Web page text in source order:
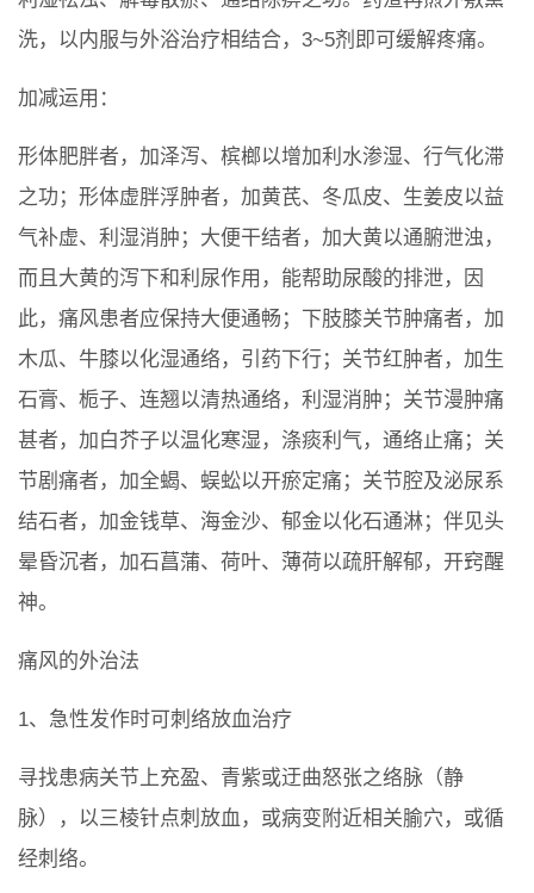
洗，以内服与外浴治疗相结合，3~5剂即可缓解疼痛。
加减运用：
形体肥胖者，加泽泻、槟榔以增加利水渗湿、行气化滞
之功；形体虚胖浮肿者，加黄芪、冬瓜皮、生姜皮以益
气补虚、利湿消肿；大便干结者，加大黄以通腑泄浊，
而且大黄的泻下和利尿作用，能帮助尿酸的排泄，因
此，痛风患者应保持大便通畅；下肢膝关节肿痛者，加
木瓜、牛膝以化湿通络，引药下行；关节红肿者，加生
石膏、栀子、连翘以清热通络，利湿消肿；关节漫肿痛
甚者，加白芥子以温化寒湿，涤痰利气，通络止痛；关
节剧痛者，加全蝎、蜈蚣以开瘀定痛；关节腔及泌尿系
结石者，加金钱草、海金沙、郁金以化石通淋；伴见头
晕昏沉者，加石菖蒲、荷叶、薄荷以疏肝解郁，开窍醒
神。
痛风的外治法
1、急性发作时可刺络放血治疗
寻找患病关节上充盈、青紫或迂曲怒张之络脉（静
脉），以三棱针点刺放血，或病变附近相关腧穴，或循
经刺络。